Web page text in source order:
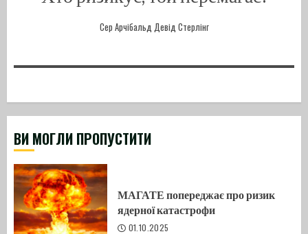
Сер Арчібальд Девід Стерлінг
ВИ МОГЛИ ПРОПУСТИТИ
МАГАТЕ попереджає про ризик
ядерної катастрофи
01.10.2025